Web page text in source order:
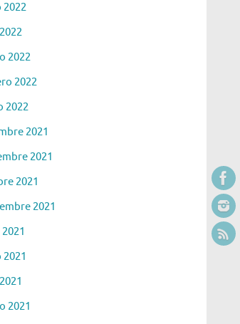
2022
2022
2022
2022
2021
2021
2021
2021
2021
2021